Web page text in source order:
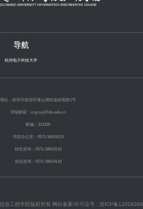
导航
杭州电子科技大学
地址：杭州市临安区青山湖街道杭电路1号
学院邮箱：xxgcxy@hdu.edu.cn
邮编：311305
学院办公室：0571-58619115
招生咨询：0571-58619116
就业咨询：0571-58619118
息工程学院版权所有 网站备案/许可证号 : 浙ICP备12028388